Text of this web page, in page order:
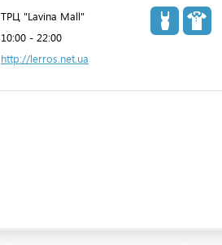
ТРЦ "Lavina Mall"
10:00 - 22:00
http://lerros.net.ua